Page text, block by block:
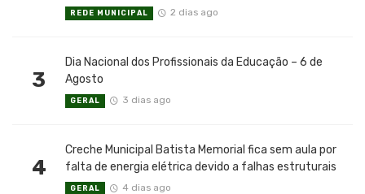
REDE MUNICIPAL 2 dias ago
3
Dia Nacional dos Profissionais da Educação – 6 de
Agosto
GERAL 3 dias ago
4
Creche Municipal Batista Memorial fica sem aula por
falta de energia elétrica devido a falhas estruturais
GERAL 4 dias ago